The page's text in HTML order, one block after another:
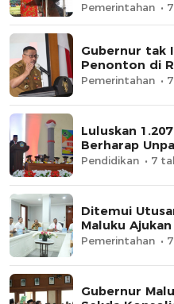
Pemerintahan
Gubernur tak
Penonton di
Pemerintahan
Luluskan
Berharap
Pendidikan 7
Ditemui
Maluku
Pemerintahan
Gubernur